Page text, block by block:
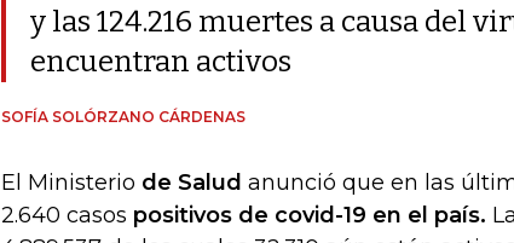
y las 124.216 muertes a causa del
encuentran activos
SOFÍA SOLÓRZANO CÁRDENAS
El Ministerio de Salud anunció que en las
2.640 casos positivos de covid-19 en el país.